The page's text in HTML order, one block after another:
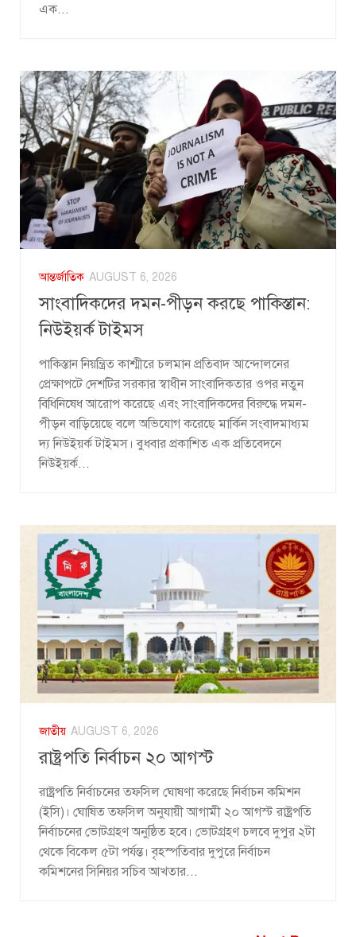
এক...
আন্তর্জাতিক AUGUST 6, 2026
সাংবাদিকদের দমন-পীড়ন করছে পাকিস্তান:
নিউইয়র্ক টাইমস
পাকিস্তান নিয়ন্ত্রিত কাশ্মীরে চলমান প্রতিবাদ আন্দোলনের
প্রেক্ষাপটে দেশটির সরকার স্বাধীন সাংবাদিকতার ওপর নতুন
বিধিনিষেধ আরোপ করেছে এবং সাংবাদিকদের বিরুদ্ধে দমন-
পীড়ন বাড়িয়েছে বলে অভিযোগ করেছে মার্কিন সংবাদমাধ্যম
দ্য নিউইয়র্ক টাইমস। বুধবার প্রকাশিত এক প্রতিবেদনে
নিউইয়র্ক...
জাতীয় AUGUST 6, 2026
রাষ্ট্রপতি নির্বাচন ২০ আগস্ট
রাষ্ট্রপতি নির্বাচনের তফসিল ঘোষণা করেছে নির্বাচন কমিশন
(ইসি)। ঘোষিত তফসিল অনুযায়ী আগামী ২০ আগস্ট রাষ্ট্রপতি
নির্বাচনের ভোটগ্রহণ অনুষ্ঠিত হবে। ভোটগ্রহণ চলবে দুপুর ২টা
থেকে বিকেল ৫টা পর্যন্ত। বৃহস্পতিবার দুপুরে নির্বাচন
কমিশনের সিনিয়র সচিব আখতার...